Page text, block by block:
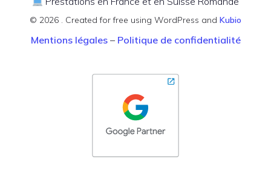
© 2026 . Created for free using WordPress and Kubio
Mentions légales– Politique de confidentialité